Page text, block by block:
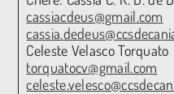
cassiacdeus@gmail.com
Celeste Velasco Torquato
torquatocv@gmail.com